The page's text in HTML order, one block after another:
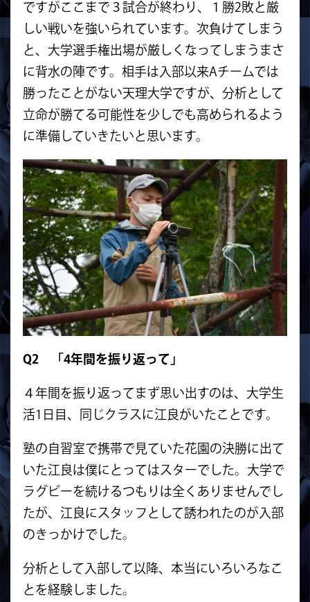
ですがここまで３試合が終わり、１勝2敗と厳
しい戦いを強いられています。次負けてしまう
と、大学選手権出場が厳しくなってしまうまさ
に背水の陣です。相手は入部以来Aチームでは
勝ったことがない天理大学ですが、分析として
立命が勝てる可能性を少しでも高められるよう
に準備していきたいと思います。
Q2 「4年間を振り返って」
４年間を振り返ってまず思い出すのは、大学生
活1日目、同じクラスに江良がいたことです。
塾の自習室で携帯で見ていた花園の決勝に出て
いた江良は僕にとってはスターでした。大学で
ラグビーを続けるつもりは全くありませんでし
たが、江良にスタッフとして誘われたのが入部
のきっかけでした。
分析として入部して以降、本当にいろいろなこ
とを経験しました。